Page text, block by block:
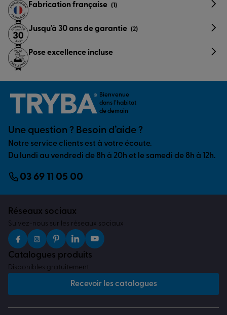
Fabrication française (1)
Jusqu'à 30 ans de garantie (2)
Pose excellence incluse
Bienvenue
dans l’habitat
de demain
Une question ? Besoin d’aide ?
Notre service clients est à votre écoute.
Du lundi au vendredi de 8h à 20h et le samedi de 8h à 12h.
03 69 11 05 00
Réseaux sociaux
Suivez-nous sur les réseaux sociaux
Catalogues produits
Disponibles gratuitement
Recevoir les catalogues